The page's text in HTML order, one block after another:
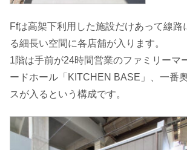
Ffは高架下利用した施設だけあって線路
る細長い空間に各店舗が入ります。
1階は手前が24時間営業のファミリーマ
ードホール「KITCHEN BASE」、一番
スが入るという構成です。